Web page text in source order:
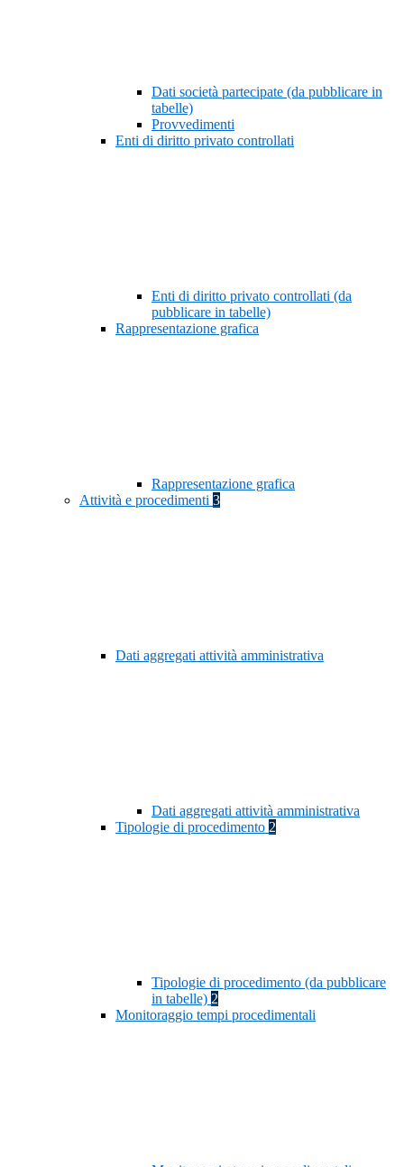
Dati società partecipate (da pubblicare in
tabelle)
Provvedimenti
Enti di diritto privato controllati
Enti di diritto privato controllati (da
pubblicare in tabelle)
Rappresentazione grafica
Rappresentazione grafica
Attività e procedimenti 3
Dati aggregati attività amministrativa
Dati aggregati attività amministrativa
Tipologie di procedimento 2
Tipologie di procedimento (da pubblicare
in tabelle) 2
Monitoraggio tempi procedimentali